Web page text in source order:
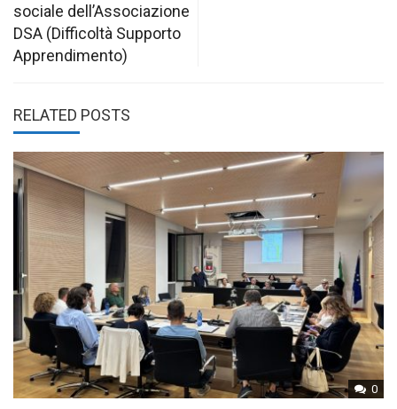
sociale dell’Associazione
DSA (Difficoltà Supporto
Apprendimento)
RELATED POSTS
0